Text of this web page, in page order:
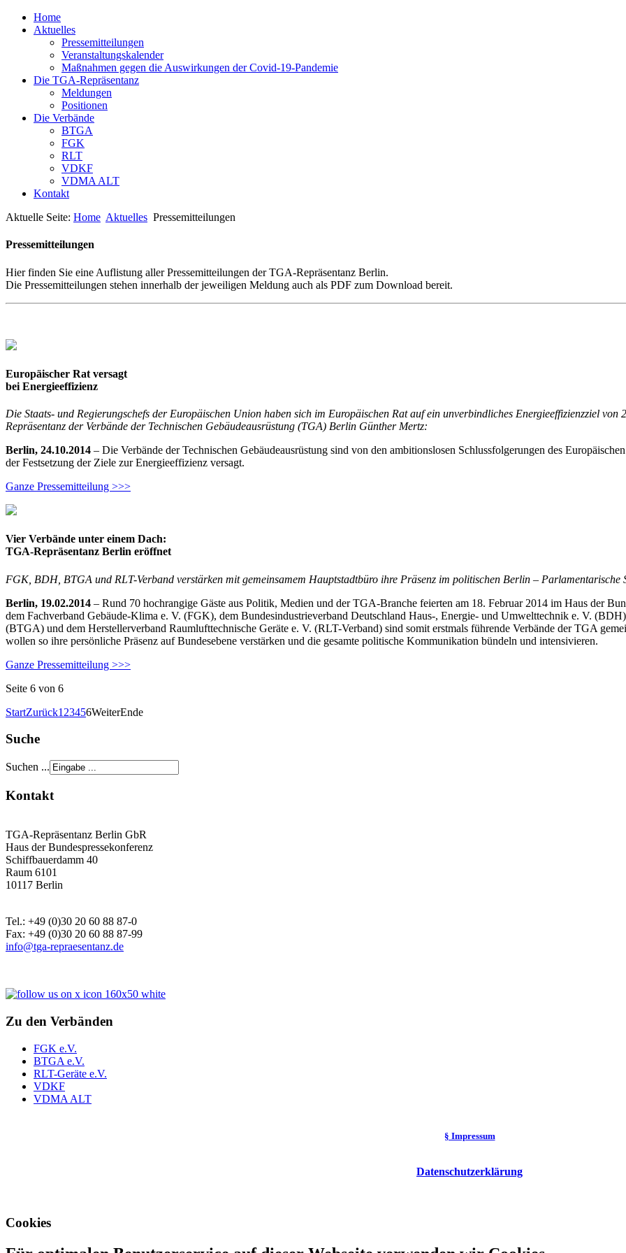
Home
Aktuelles
Pressemitteilungen
Veranstaltungskalender
Maßnahmen gegen die Auswirkungen der Covid-19-Pandemie
Die TGA-Repräsentanz
Meldungen
Positionen
Die Verbände
BTGA
FGK
RLT
VDKF
VDMA ALT
Kontakt
Aktuelle Seite: Home Aktuelles Pressemitteilungen
Pressemitteilungen
Hier finden Sie eine Auflistung aller Pressemitteilungen der TGA-Repräsentanz Berlin.
Die Pressemitteilungen stehen innerhalb der jeweiligen Meldung auch als PDF zum Download bereit.
Europäischer Rat versagt
bei Energieeffizienz
Die Staats- und Regierungschefs der Europäischen Union haben sich im Europäischen Rat auf ein unverbindliches Energieeffizienzziel
Repräsentanz der Verbände der Technischen Gebäudeausrüstung (TGA) Berlin Günther Mertz:
Berlin, 24.10.2014 – Die Verbände der Technischen Gebäudeausrüstung sind von den ambitionslosen Schlussfolgerungen des
der Festsetzung der Ziele zur Energieeffizienz versagt.
Ganze Pressemitteilung >>>
Vier Verbände unter einem Dach:
TGA-Repräsentanz Berlin eröffnet
FGK, BDH, BTGA und RLT-Verband verstärken mit gemeinsamem Hauptstadtbüro ihre Präsenz im politischen Berlin – Parlamentarische
Berlin, 19.02.2014 – Rund 70 hochrangige Gäste aus Politik, Medien und der TGA-Branche feierten am 18. Februar 2014 im Haus der
dem Fachverband Gebäude-Klima e. V. (FGK), dem Bundesindustrieverband Deutschland Haus-, Energie- und Umwelttechnik e. V.
(BTGA) und dem Herstellerverband Raumlufttechnische Geräte e. V. (RLT-Verband) sind somit erstmals führende Verbände der TGA
wollen so ihre persönliche Präsenz auf Bundesebene verstärken und die gesamte politische Kommunikation bündeln und intensivieren.
Ganze Pressemitteilung >>>
Seite 6 von 6
StartZurück1 23456WeiterEnde
Suche
Suchen ...
Kontakt
TGA-Repräsentanz Berlin GbR
Haus der Bundespressekonferenz
Schiffbauerdamm 40
Raum 6101
10117 Berlin
Tel.: +49 (0)30 20 60 88 87-0
Fax: +49 (0)30 20 60 88 87-99
info@tga-repraesentanz.de
Zu den Verbänden
FGK e.V.
BTGA e.V.
RLT-Geräte e.V.
VDKF
VDMA ALT
§ Impressum
Datenschutzerklärung
Cookies